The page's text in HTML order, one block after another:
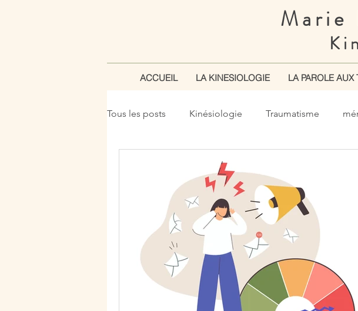
Marie
ACCUEIL LA KINESIOLOGIE LA PAROLE AUX
Tous les posts Kinésiologie Traumatisme
histoire de la kinésiologie
test musculaire prévention de santé
bien-être douleur communication non
relation familliale fatigue champs